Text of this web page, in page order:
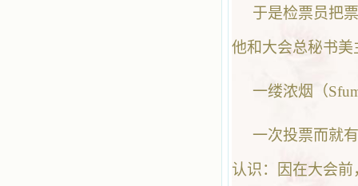
于是检票员把
他和大会总秘书
一缕浓烟（
一次投票而就
认识：因在大会